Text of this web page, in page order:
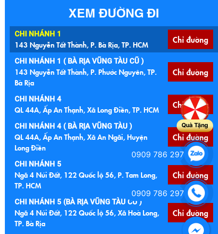
XEM ĐƯỜNG ĐI
CHI NHÁNH 1
143 Nguyễn Tất Thành, P. Bà Rịa, TP. HCM Chỉ đường
CHI NHÁNH 1 ( BÀ RỊA VŨNG TÀU CŨ )
143 Nguyễn Tất Thành, P. Phước Nguyên, TP.
Bà Rịa
Chỉ đường
CHI NHÁNH 4
QL 44A, Ấp An Thạnh, Xã Long Điền, TP. HCM Chỉ đường
CHI NHÁNH 4 ( BÀ RỊA VŨNG TÀU )
QL 44A, Ấp An Thạnh, Xã An Ngãi, Huyện
Long Điền
Chỉ đường
CHI NHÁNH 5
Ngã 4 Núi Đất, 122 Quốc lộ 56, P. Tam Long,
TP. HCM
Chỉ đường
CHI NHÁNH 5 (BÀ RỊA VŨNG TÀU CŨ )
Ngã 4 Núi Đất, 122 Quốc lộ 56, Xã Hoà Long,
TP. Bà Rịa
Chỉ đường
Quà Tặng
0909 786 297
0909 786 297